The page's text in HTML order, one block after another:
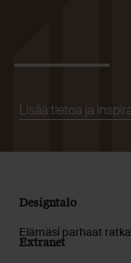
Lisää tietoa ja
Designtalo
Elämäsi parhaat
Extranet